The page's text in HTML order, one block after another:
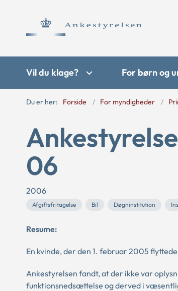
Vil du klage? For børn og
Du er her: Forside For myndigheder
06
2006
Afgiftsfritagelse Bil Døgninstitution
Resume:
En kvinde, der den 1. februar 2005
Ankestyrelsen fandt, at der ikke var
funktionsnedsættelse og derved i